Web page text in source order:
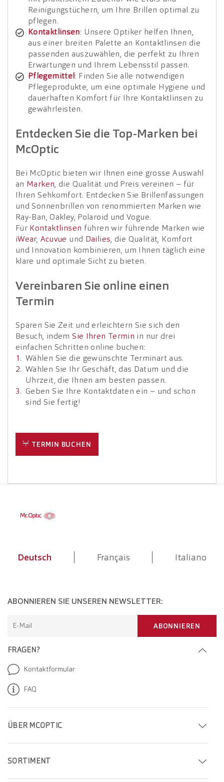
Reinigungstüchern, um Ihre Brillen optimal zu
pflegen.
Kontaktlinsen: Unsere Optiker helfen Ihnen,
aus einer breiten Palette an Kontaktlinsen die
passenden auszuwählen, die perfekt zu Ihren
Erwartungen und Ihrem Lebensstil passen.
Pflegemittel: Finden Sie alle notwendigen
Pflegeprodukte, um eine optimale Hygiene und
dauerhaften Komfort für Ihre Kontaktlinsen zu
gewährleisten.
Entdecken Sie die Top-Marken bei
McOptic
Bei McOptic bieten wir Ihnen eine grosse Auswahl
an Marken, die Qualität und Preis vereinen – für
Ihren Sehkomfort. Entdecken Sie Brillenfassungen
und Sonnenbrillen von renommierten Marken wie
Ray-Ban, Oakley, Polaroid und Vogue.
Für Kontaktlinsen führen wir führende Marken wie
iWear, Acuvue und Dailies, die Qualität, Komfort
und Innovation kombinieren, um Ihnen täglich eine
klare und optimale Sicht zu bieten.
Vereinbaren Sie online einen
Termin
Sparen Sie Zeit und erleichtern Sie sich den
Besuch, indemSie Ihren Termin in nur drei
einfachen Schritten online buchen:
Wählen Sie die gewünschte Terminart aus.
Wählen Sie Ihr Geschäft, das Datum und die
Uhrzeit, die Ihnen am besten passen.
Geben Sie Ihre Kontaktdaten ein – und schon
sind Sie fertig!
TERMIN BUCHEN
Deutsch Français Italiano
ÜBER MCOPTIC
Termin buchen
Filiale finden
SORTIMENT
Brillen
FRAGEN?
Kontaktformular
FAQ
ABONNIEREN SIE UNSEREN NEWSLETTER:
E-Mail ABONNIEREN